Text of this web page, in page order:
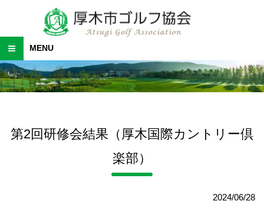
MENU
第2回研修会結果（厚木国際カントリー倶
楽部）
2024/06/28